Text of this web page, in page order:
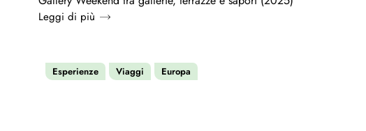
Leggi di più
Esperienze Viaggi Europa